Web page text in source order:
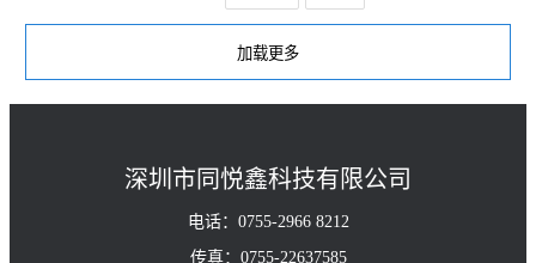
深圳市同悦鑫科技有限公司
电话：0755-2966 8212
传真：0755-22637585